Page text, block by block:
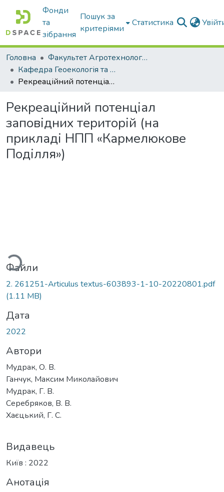
Фонди
та
зібрання
Пошук за
критеріями
Статистика
Головна
Факультет Агротехнологій та екології
Кафедра Геоекологія та землеустрій
Рекреаційний потенціал заповідних територій (на прикладі НПП «Кармелюкове Поділля»)
Рекреаційний потенціал
заповідних територій (на
прикладі НПП «Кармелюкове
Поділля»)
Вантажиться...
Файли
2. 261251-Articulus textus-603893-1-10-20220801.pdf
(1.11 MB)
Дата
2022
Автори
Мудрак, О. В.
Ганчук, Максим Миколайович
Мудрак, Г. В.
Серебряков, В. В.
Хаєцький, Г. С.
Видавець
Київ : 2022
Анотація